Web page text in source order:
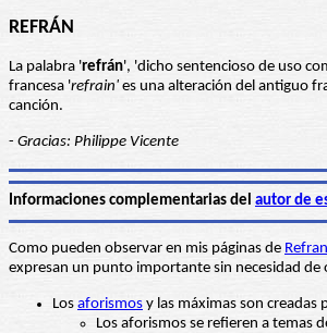
REFRÁN
La palabra 'refrán', 'dicho sentencioso de uso
francesa 'refrain' es una alteración del antiguo
canción.
- Gracias: Philippe Vicente
Informaciones complementarias del autor de
Como pueden observar en mis páginas de
expresan un punto importante sin necesidad de
Los aforismos y las máximas son creadas
Los aforismos se refieren a temas